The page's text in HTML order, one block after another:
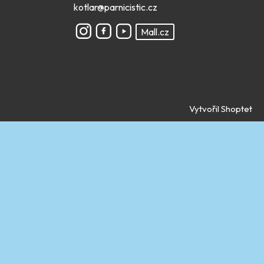
kotlar@parnicistic.cz
Mall.cz
Vytvořil Shoptet